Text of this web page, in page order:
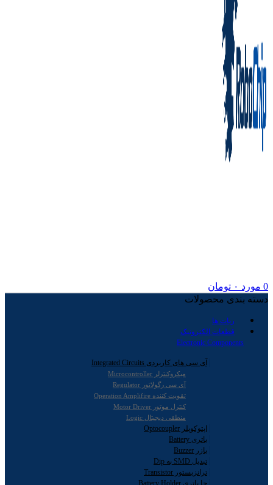
0 مورد ۰ تومان
دسته بندی محصولات
ربات ها
قطعات الکترونیک
Electronic Components
آی سی های کاربردی Integrated Circuits
میکروکنترلر Microcontroller
آی سی رگولاتور Regulator
تقویت کننده Operation Amplifire
کنترل موتور Motor Driver
منطقی دیجیتال Logic
اپتوکوپلر Optocoupler
باتری Battery
بازر Buzzer
تبدیل SMD به Dip
ترانزیستور Transistor
جا باتری Battery Holder